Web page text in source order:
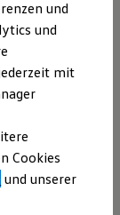
und
Ihrem
und
und
mit
Cookies
und unserer